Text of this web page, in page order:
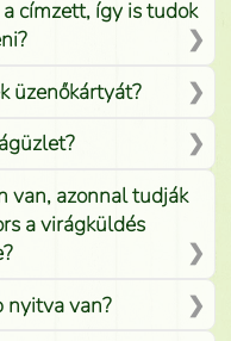
címzett, így is tudok
üzenőkártyát?
van, azonnal tudják
a virágküldés
van?